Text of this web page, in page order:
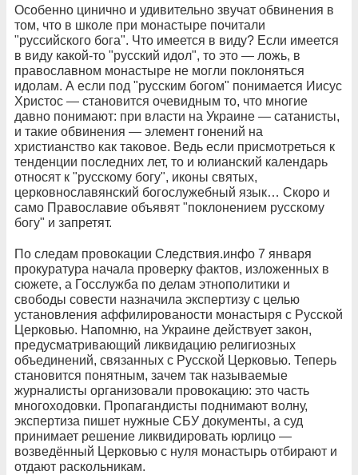
Особенно цинично и удивительно звучат обвинения в
том, что в школе при монастыре почитали
"руссийского бога". Что имеется в виду? Если имеется
в виду какой-то "русский идол", то это — ложь, в
православном монастыре не могли поклоняться
идолам. А если под "русским богом" понимается Иисус
Христос — становится очевидным то, что многие
давно понимают: при власти на Украине — сатанисты,
и такие обвинения — элемент гонений на
христианство как таковое. Ведь если присмотреться к
тенденции последних лет, то и юлианский календарь
относят к "русскому богу", иконы святых,
церковнославянский богослужебный язык… Скоро и
само Православие объявят "поклонением русскому
богу" и запретят.
По следам провокации Следствия.инфо 7 января
прокуратура начала проверку фактов, изложенных в
сюжете, а Госслужба по делам этнополитики и
свободы совести назначила экспертизу с целью
установления аффилированости монастыря с Русской
Церковью. Напомню, на Украине действует закон,
предусматривающий ликвидацию религиозных
объединений, связанных с Русской Церковью. Теперь
становится понятным, зачем так называемые
журналисты организовали провокацию: это часть
многоходовки. Пропагандисты поднимают волну,
экспертиза пишет нужные СБУ документы, а суд
принимает решение ликвидировать юрлицо —
возведённый Церковью с нуля монастырь отбирают и
отдают раскольникам.